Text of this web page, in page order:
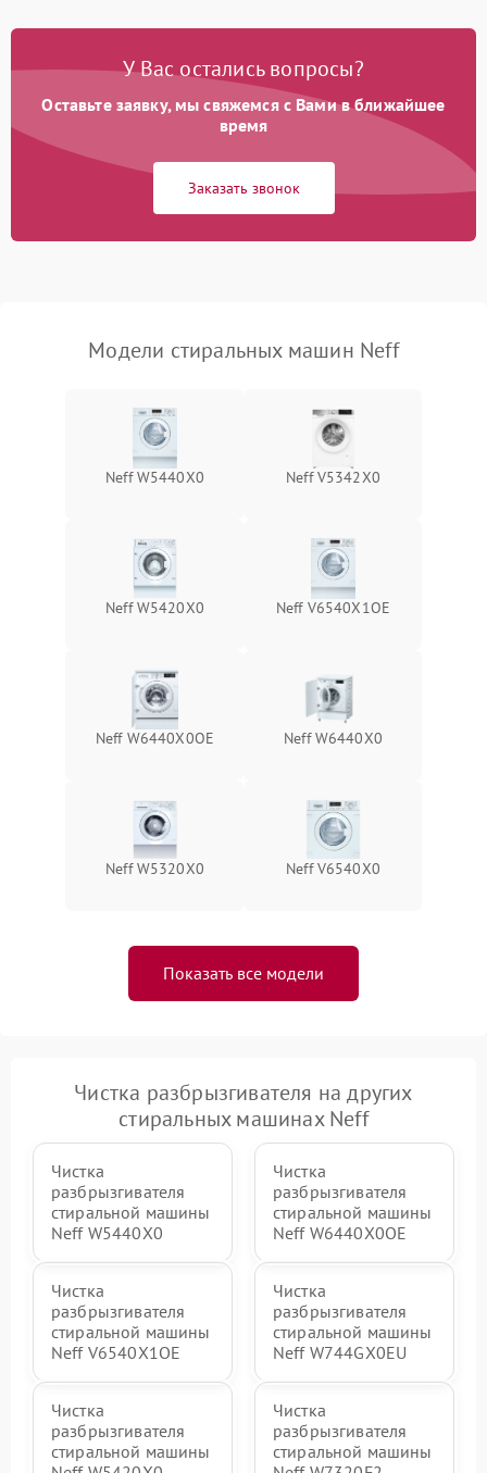
Замена платы управления 2200 ₽ Подробнее →
У Вас остались вопросы?
Оставьте заявку, мы свяжемся с Вами в ближайшее
время
Заказать звонок
Модели стиральных машин Neff
Neff W5440X0 Neff V5342X0
Neff W5420X0 Neff V6540X1OE
Neff W6440X0OE Neff W6440X0
Neff W5320X0 Neff V6540X0
Показать все модели
Чистка разбрызгивателя на других
стиральных машинах Neff
Чистка
разбрызгивателя
стиральной машины
Neff W5440X0
Чистка
разбрызгивателя
стиральной машины
Neff W6440X0OE
Чистка
разбрызгивателя
стиральной машины
Neff V6540X1OE
Чистка
разбрызгивателя
стиральной машины
Neff W744GX0EU
Чистка
разбрызгивателя
стиральной машины
Чистка
разбрызгивателя
стиральной машины